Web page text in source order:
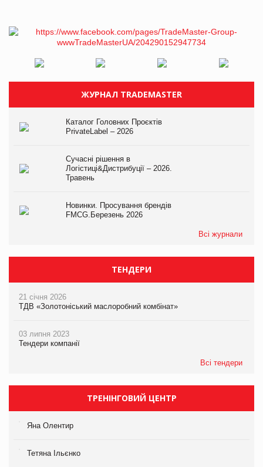
ЖУРНАЛ TRADEMASTER
Каталог Головних Проєктів
PrivateLabel – 2026
Сучасні рішення в
Логістиці&Дистрибуції – 2026.
Травень
Новинки. Просування брендів
FMCG.Березень 2026
Всі журнали
ТЕНДЕРИ
21 січня 2026
ТДВ «Золотоніський маслоробний комбінат»
03 липня 2023
Тендери компанії
Всі тендери
ТРЕНІНГОВИЙ ЦЕНТР
Яна Олентир
Тетяна Ільєнко